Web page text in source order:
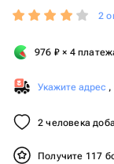
2
976 ₽ × 4
Укажите адрес ,
2 человека
Получите 117